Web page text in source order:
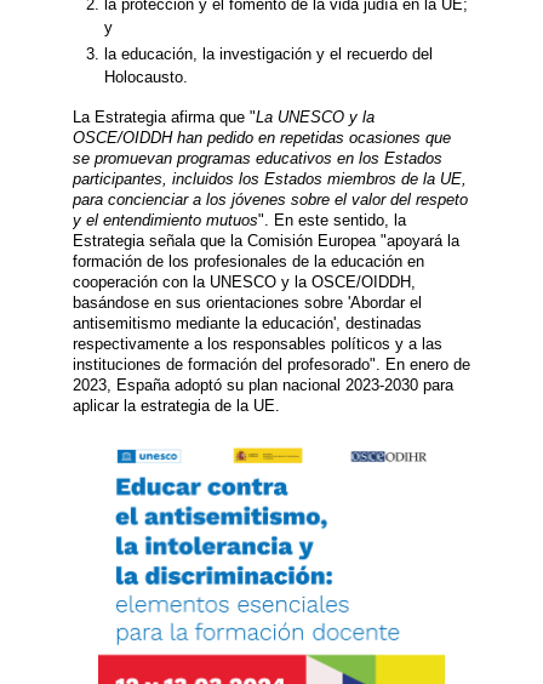
la protección y el fomento de la vida judía en la UE;
y
la educación, la investigación y el recuerdo del
Holocausto.
La Estrategia afirma que "La UNESCO y la
OSCE/OIDDH han pedido en repetidas ocasiones que
se promuevan programas educativos en los Estados
participantes, incluidos los Estados miembros de la UE,
para concienciar a los jóvenes sobre el valor del respeto
y el entendimiento mutuos". En este sentido, la
Estrategia señala que la Comisión Europea "apoyará la
formación de los profesionales de la educación en
cooperación con la UNESCO y la OSCE/OIDDH,
basándose en sus orientaciones sobre 'Abordar el
antisemitismo mediante la educación', destinadas
respectivamente a los responsables políticos y a las
instituciones de formación del profesorado". En enero de
2023, España adoptó su plan nacional 2023-2030 para
aplicar la estrategia de la UE.